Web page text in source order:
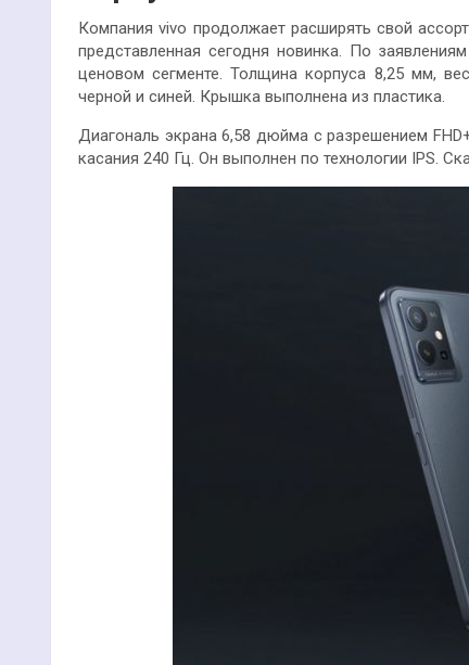
Компания vivo продолжает расширять свой
представленная сегодня новинка. По
ценовом сегменте. Толщина корпуса 8,25 мм,
черной и синей. Крышка выполнена из пластика.
Диагональ экрана 6,58 дюйма с разрешением
касания 240 Гц. Он выполнен по технологии IPS.